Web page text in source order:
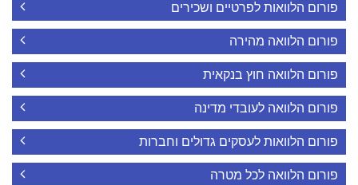
פורום הלוואות לפרטיים ושכירים
פורום הלוואה מהירה
פורום הלוואה חוץ בנקאית
פורום הלוואה לעובדי מדינה
פורום הלוואות לעסקים גדולים וחברות
פורום הלוואה לכל מטרה